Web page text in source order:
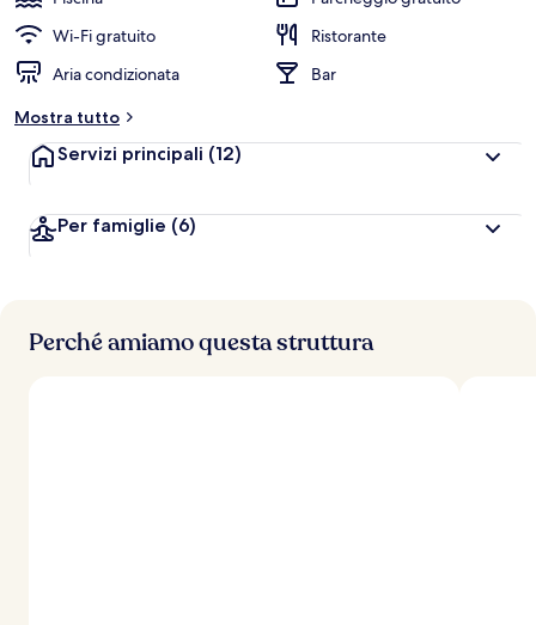
Wi-Fi gratuito
Ristorante
Aria condizionata
Bar
Mostra tutto
Servizi principali (12)
Per famiglie (6)
Perché amiamo questa struttura